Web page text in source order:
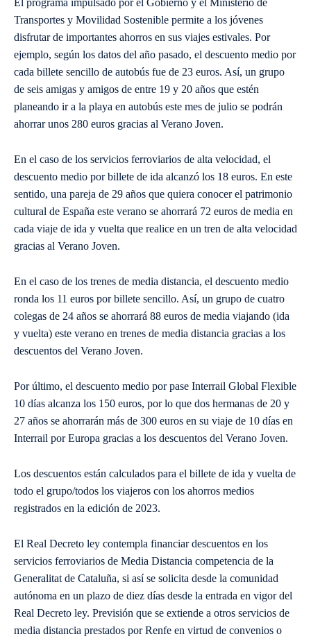
El programa impulsado por el Gobierno y el Ministerio de
Transportes y Movilidad Sostenible permite a los jóvenes
disfrutar de importantes ahorros en sus viajes estivales. Por
ejemplo, según los datos del año pasado, el descuento medio por
cada billete sencillo de autobús fue de 23 euros. Así, un grupo
de seis amigas y amigos de entre 19 y 20 años que estén
planeando ir a la playa en autobús este mes de julio se podrán
ahorrar unos 280 euros gracias al Verano Joven.
En el caso de los servicios ferroviarios de alta velocidad, el
descuento medio por billete de ida alcanzó los 18 euros. En este
sentido, una pareja de 29 años que quiera conocer el patrimonio
cultural de España este verano se ahorrará 72 euros de media en
cada viaje de ida y vuelta que realice en un tren de alta velocidad
gracias al Verano Joven.
En el caso de los trenes de media distancia, el descuento medio
ronda los 11 euros por billete sencillo. Así, un grupo de cuatro
colegas de 24 años se ahorrará 88 euros de media viajando (ida
y vuelta) este verano en trenes de media distancia gracias a los
descuentos del Verano Joven.
Por último, el descuento medio por pase Interrail Global Flexible
10 días alcanza los 150 euros, por lo que dos hermanas de 20 y
27 años se ahorrarán más de 300 euros en su viaje de 10 días en
Interrail por Europa gracias a los descuentos del Verano Joven.
Los descuentos están calculados para el billete de ida y vuelta de
todo el grupo/todos los viajeros con los ahorros medios
registrados en la edición de 2023.
El Real Decreto ley contempla financiar descuentos en los
servicios ferroviarios de Media Distancia competencia de la
Generalitat de Cataluña, si así se solicita desde la comunidad
autónoma en un plazo de diez días desde la entrada en vigor del
Real Decreto ley. Previsión que se extiende a otros servicios de
media distancia prestados por Renfe en virtud de convenios o